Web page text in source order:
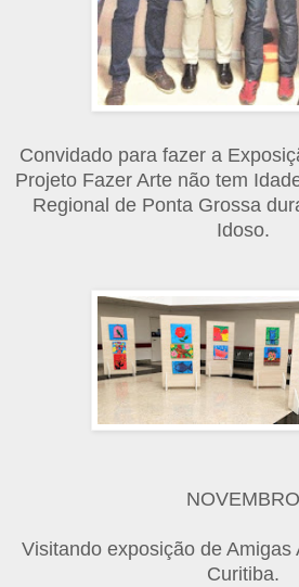
Convidado para fazer a
Projeto Fazer Arte não tem
Regional de Ponta Grossa
Idoso.
NOVEMBRO
Visitando exposição de Amigas
Curitiba.